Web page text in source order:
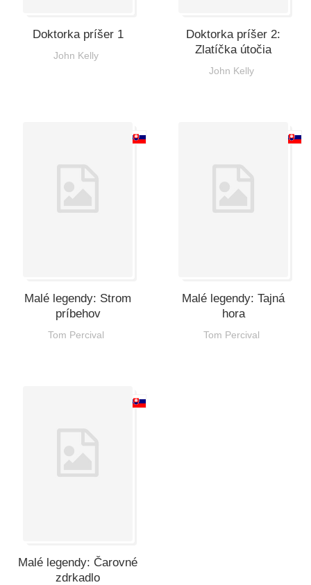
Doktorka príšer 1
John Kelly
Doktorka príšer 2:
Zlatíčka útočia
John Kelly
Malé legendy: Strom
príbehov
Tom Percival
Malé legendy: Tajná
hora
Tom Percival
Malé legendy: Čarovné
zdrkadlo